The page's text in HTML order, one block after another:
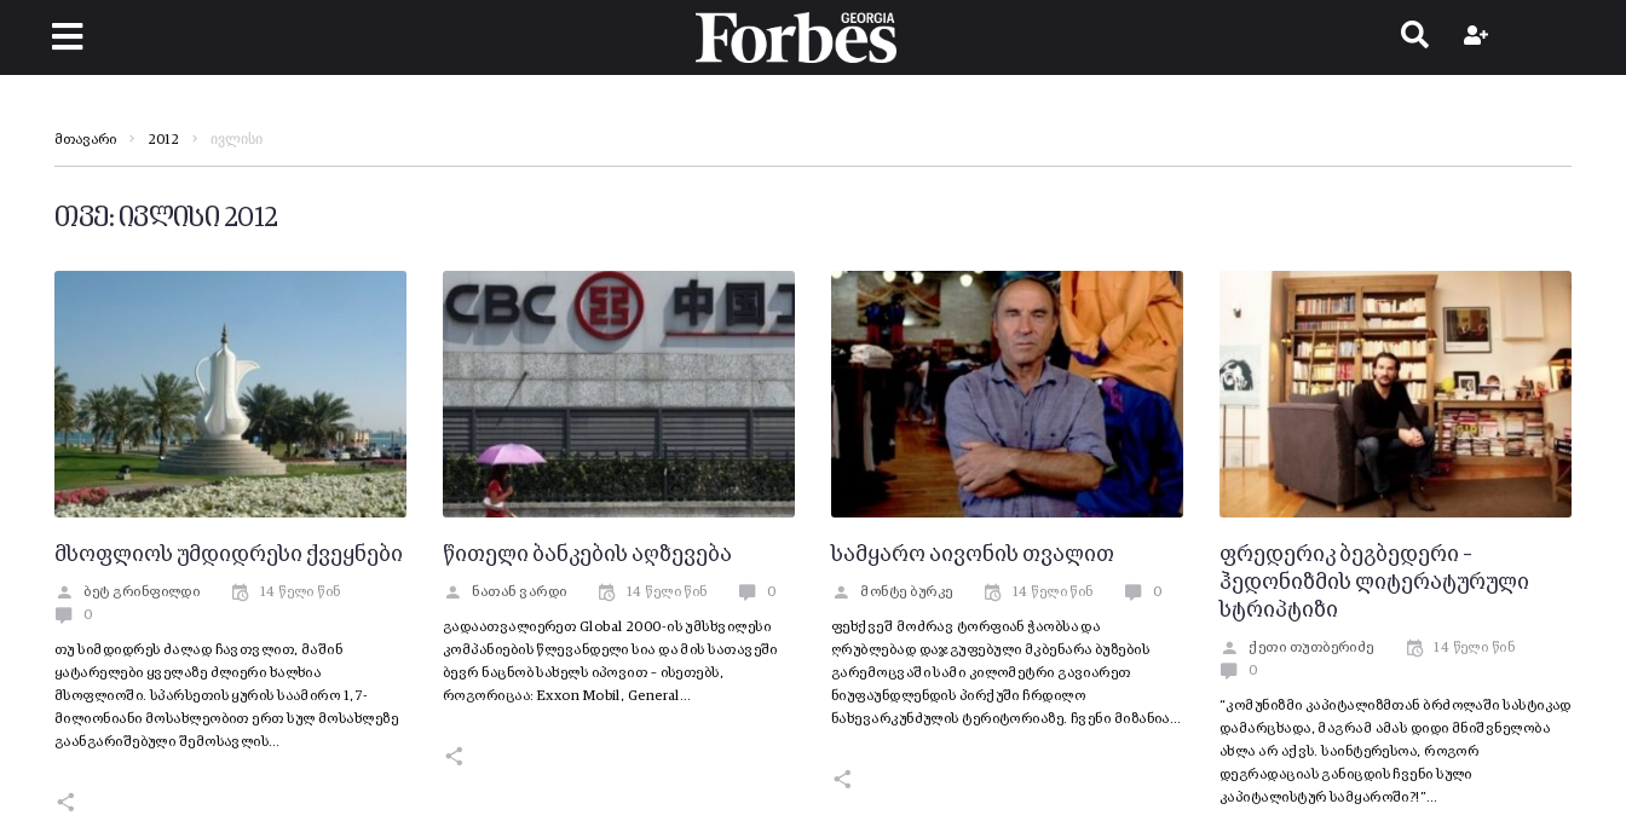
მთავარი 2012 ივლისი
თვე: ივლისი 2012
მსოფლიოს უმდიდრესი ქვეყნები
ბეტ გრინფილდი
14 წელი წინ
0
თუ სიმდიდრეს ძალად ჩავთვლით, მაშინ
ყატარელები ყველაზე ძლიერი ხალხია
მსოფლიოში. სპარსეთის ყურის საამირო 1,7-
მილიონიანი მოსახლეობით ერთ სულ მოსახლეზე
გაანგარიშებული შემოსავლის…
წითელი ბანკების აღზევება
ნათან ვარდი 14 წელი წინ 0
გადაათვალიერეთ Global 2000-ის უმსხვილესი
კომპანიების წლევანდელი სია და მის სათავეში
ბევრ ნაცნობ სახელს იპოვით – ისეთებს,
როგორიცაა: Exxon Mobil, General…
სამყარო აივონის თვალით
მონტე ბურკე 14 წელი წინ 0
ფეხქვეშ მოძრავ ტორფიან ჭაობსა და
ღრუბლებად დაჯგუფებული მკბენარა ბუზების
გარემოცვაში სამი კილომეტრი გავიარეთ
ნიუფაუნდლენდის პირქუში ჩრდილო
ნახევარკუნძულის ტერიტორიაზე. ჩვენი მიზანია…
ფრედერიკ ბეგბედერი –
ჰედონიზმის ლიტერატურული
სტრიპტიზი
ქეთი თუთბერიძე
14 წელი წინ
0
“კომუნიზმი კაპიტალიზმთან ბრძოლაში სასტიკად
დამარცხადა, მაგრამ ამას დიდი მნიშვნელობა
ახლა არ აქვს. საინტერესოა, როგორ
დეგრადაციას განიცდის ჩვენი სული
კაპიტალისტურ სამყაროში?!”…